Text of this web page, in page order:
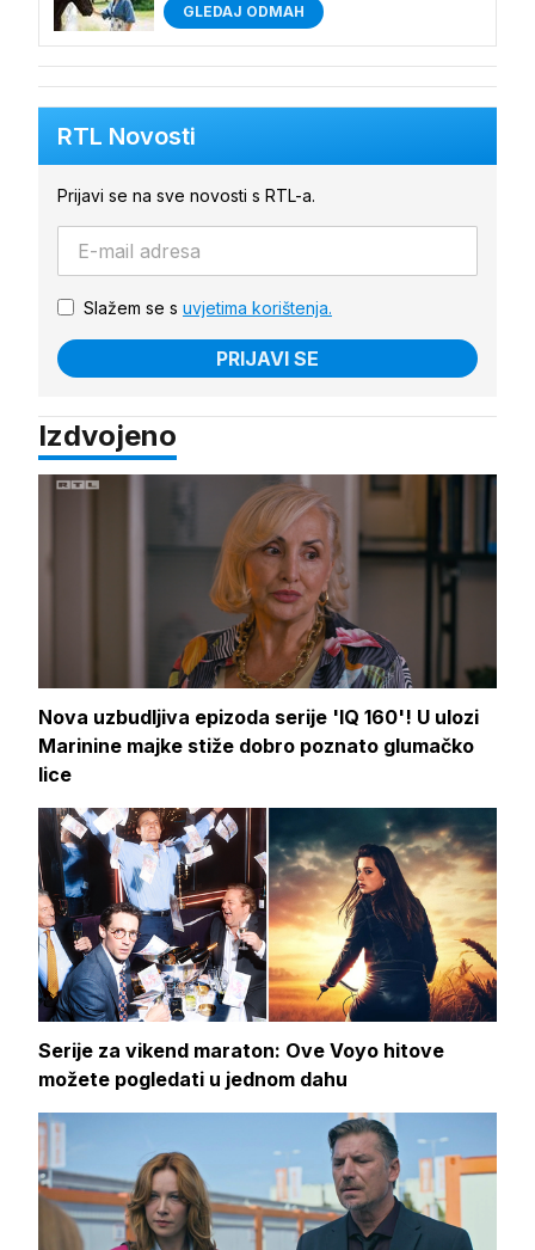
GLEDAJ ODMAH
RTL Novosti
Prijavi se na sve novosti s RTL-a.
Slažem se s uvjetima korištenja.
PRIJAVI SE
Izdvojeno
Nova uzbudljiva epizoda serije 'IQ 160'! U ulozi
Marinine majke stiže dobro poznato glumačko
lice
Serije za vikend maraton: Ove Voyo hitove
možete pogledati u jednom dahu